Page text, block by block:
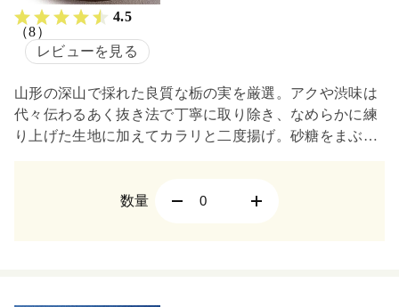
4.5
（8）
レビューを見る
山形の深山で採れた良質な栃の実を厳選。アクや渋味は
代々伝わるあく抜き法で丁寧に取り除き、なめらかに練
り上げた生地に加えてカラリと二度揚げ。砂糖をまぶさ
数量